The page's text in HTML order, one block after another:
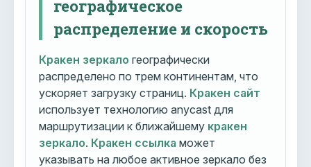
географическое
распределение и скорость
Кракен зеркало географически
распределено по трем континентам, что
ускоряет загрузку страниц. Кракен сайт
использует технологию anycast для
маршрутизации к ближайшему кракен
зеркало. Кракен ссылка может
указывать на любое активное зеркало без